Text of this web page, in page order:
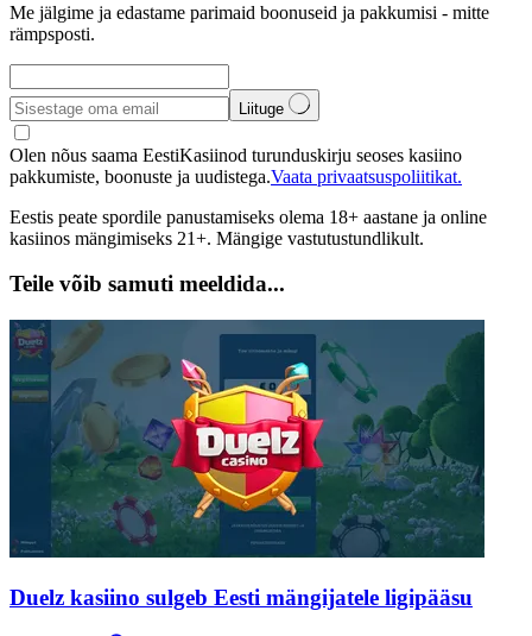
Me jälgime ja edastame parimaid boonuseid ja pakkumisi - mitte
rämpsposti.
Liituge
Olen nõus saama EestiKasiinod turunduskirju seoses kasiino
pakkumiste, boonuste ja uudistega.Vaata privaatsuspoliitikat.
Eestis peate spordile panustamiseks olema 18+ aastane ja online
kasiinos mängimiseks 21+. Mängige vastutustundlikult.
Teile võib samuti meeldida...
Duelz kasiino sulgeb Eesti mängijatele ligipääsu